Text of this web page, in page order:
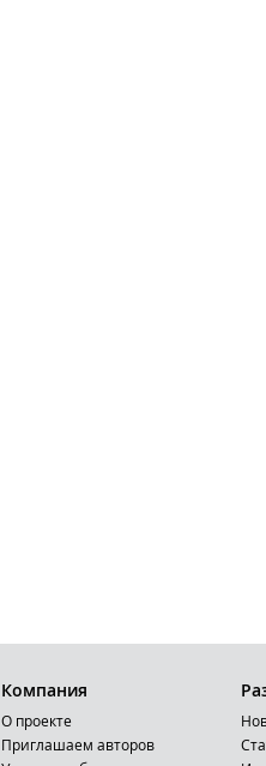
Компания
О проекте
Приглашаем авторов